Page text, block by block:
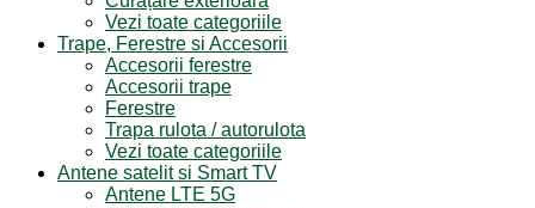
Vezi toate categoriile
Trape, Ferestre si Accesorii
Accesorii ferestre
Accesorii trape
Ferestre
Trapa rulota / autorulota
Vezi toate categoriile
Antene satelit si Smart TV
Antene LTE 5G